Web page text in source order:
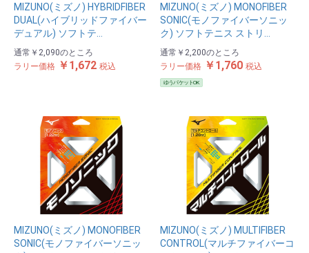
MIZUNO(ミズノ) HYBRIDFIBER
DUAL(ハイブリッドファイバー
デュアル) ソフトテ…
通常 ￥2,090のところ
ラリー価格 ￥1,672 税込
MIZUNO(ミズノ) MONOFIBER
SONIC(モノファイバーソニッ
ク) ソフトテニス ストリ…
通常 ￥2,200のところ
ラリー価格 ￥1,760 税込
ゆうパケットOK
MIZUNO(ミズノ) MONOFIBER
SONIC(モノファイバーソニッ
MIZUNO(ミズノ) MULTIFIBER
CONTROL(マルチファイバーコ